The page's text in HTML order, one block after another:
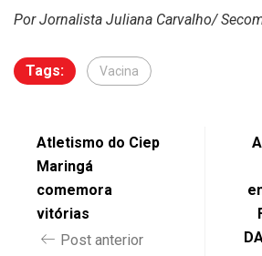
Por Jornalista Juliana Carvalho/
Tags: Vacina
Atletismo do Ciep
Maringá
comemora
vitórias
Post anterior